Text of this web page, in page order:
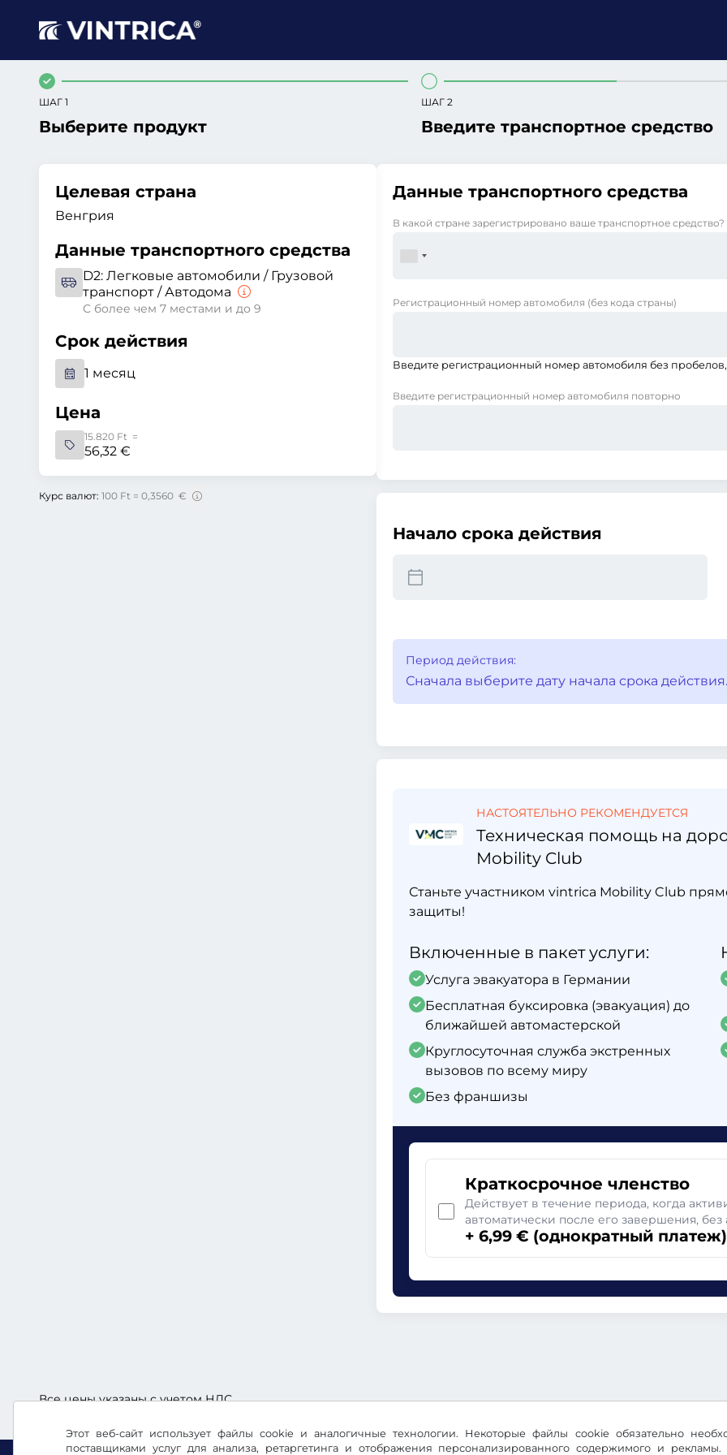
Этот веб-сайт использует файлы cookie и аналогичные технологии. Некоторые файлы cookie обязательно
поставщиками услуг для анализа, ретаргетинга и отображения персонализированного содержимого и
ШАГ 1
Выберите продукт
ШАГ 2
Введите транспортное средство
Целевая страна
Венгрия
Данные транспортного средства
D2: Легковые автомобили / Грузовой
транспорт / Автодома
С более чем 7 местами и до 9
Срок действия
1 месяц
Цена
15.820 Ft =
56,32 €
Курс валют: 100 Ft = 0,3560 €
Данные транспортного средства
В какой стране зарегистрировано ваше транспортное средство?
Регистрационный номер автомобиля (без кода страны)
Введите регистрационный номер автомобиля без
Введите регистрационный номер автомобиля повторно
Начало срока действия
Период действия:
Сначала выберите дату начала срока действия.
НАСТОЯТЕЛЬНО РЕКОМЕНДУЕТСЯ
Техническая помощь на
Mobility Club
Станьте участником vintrica Mobility Club
защиты!
Включенные в пакет услуги:
Услуга эвакуатора в Германии
Бесплатная буксировка (эвакуация) до
ближайшей автомастерской
Круглосуточная служба экстренных
вызовов по всему миру
Без франшизы
Краткосрочное членство
Действует в течение периода, когда
автоматически после его завершения,
+ 6,99 € (однократный платеж)
Все цены указаны с учетом НДС.